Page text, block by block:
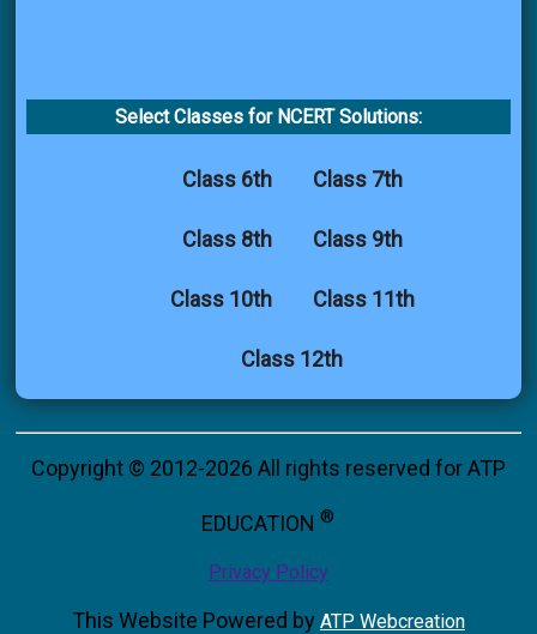
Select Classes for NCERT Solutions:
Class 6th Class 7th
Class 8th Class 9th
Class 10th Class 11th
Class 12th
Copyright © 2012-2026 All rights reserved for ATP
EDUCATION®
Privacy Policy
This Website Powered by ATP Webcreation